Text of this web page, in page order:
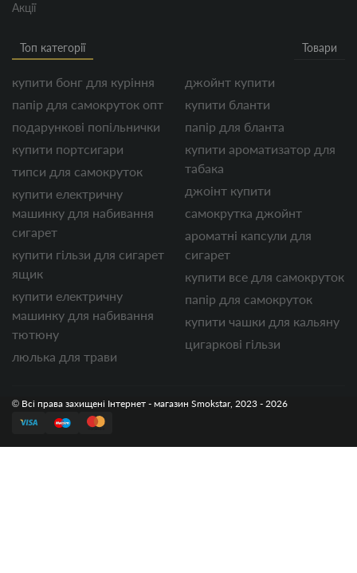
Акції
Топ категорії Товари
купити бонг для куріння
папір для самокруток опт
подарункові попільнички
купити портсигари
типси для самокруток
купити електричну
машинку для набивання
сигарет
купити гільзи для сигарет
ящик
купити електричну
машинку для набивання
тютюну
люлька для трави
джойнт купити
купити бланти
папір для бланта
купити ароматизатор для
табака
джоінт купити
самокрутка джойнт
ароматні капсули для
сигарет
купити все для самокруток
папір для самокруток
купити чашки для кальяну
цигаркові гільзи
© Всі права захищені Інтернет - магазин Smokstar, 2023 - 2026